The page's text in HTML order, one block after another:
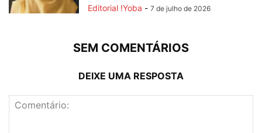
Editorial !Yoba - 7 de julho de 2026
SEM COMENTÁRIOS
DEIXE UMA RESPOSTA